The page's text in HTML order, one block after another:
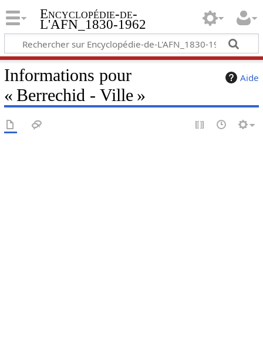
Encyclopédie-de-
L'AFN_1830-1962
Aide
Informations pour
« Berrechid - Ville »